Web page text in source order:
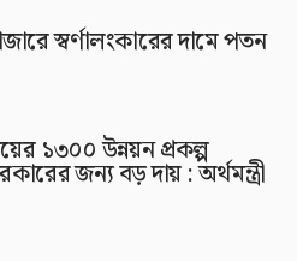
স্বর্ণালংকারের দামে পতন
১৩০০ উন্নয়ন প্রকল্প
জন্য বড় দায় : অর্থমন্ত্রী